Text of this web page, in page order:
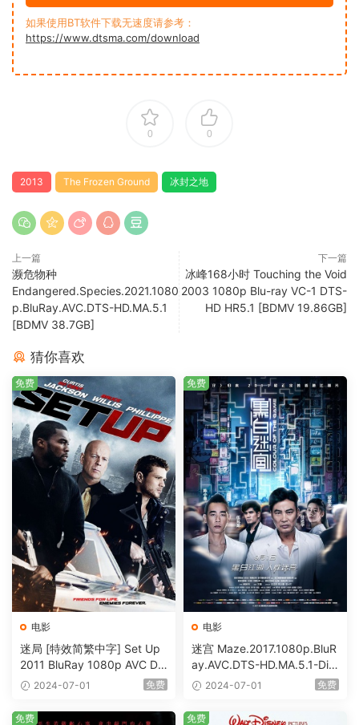
如果使用BT软件下载无速度请参考：
https://www.dtsma.com/download
0 0
2013 The Frozen Ground 冰封之地
上一篇
濒危物种
Endangered.Species.2021.1080
p.BluRay.AVC.DTS-HD.MA.5.1
[BDMV 38.7GB]
下一篇
冰峰168小时 Touching the Void
2003 1080p Blu-ray VC-1 DTS-
HD HR5.1 [BDMV 19.86GB]
猜你喜欢
电影
迷局 [特效简繁中字] Set Up
2011 BluRay 1080p AVC DT
S-HD MA5.1-shhaclm@CHD
2024-07-01 免费
免费
电影
迷宫 Maze.2017.1080p.BluR
ay.AVC.DTS-HD.MA.5.1-DiY
@HDHome [BDISO 19.7GB]
2024-07-01 免费
免费
免费 免费